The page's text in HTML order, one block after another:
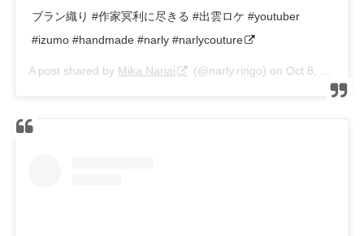
ブラン織り #作家冥利に尽きる #出雲ロケ #youtuber
#izumo #handmade #narly #narlycouture
A post shared by Mika Nariai (@narly.ringo) on Oct 8, 2019 at 12:35am PDT